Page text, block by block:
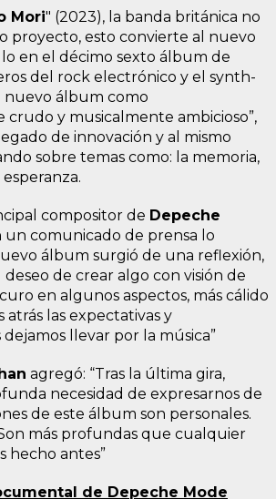
Mori" (2023), la banda británica no
proyecto, esto convierte al nuevo
en el décimo sexto álbum de
del rock electrónico y el synth-
nuevo álbum como
crudo y musicalmente ambicioso”,
de innovación y al mismo
sobre temas como: la memoria,
compositor de Depeche
un comunicado de prensa lo
álbum surgió de una reflexión,
de crear algo con visión de
en algunos aspectos, más cálido
atrás las expectativas y
llevar por la música”
agregó: “Tras la última gira,
necesidad de expresarnos de
de este álbum son personales.
más profundas que cualquier
hecho antes”
de Depeche Mode